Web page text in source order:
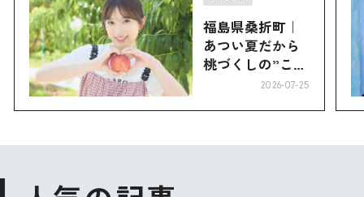
福島県桑折町｜
あつい夏だから
桃づくしの”こお
2026-07-25